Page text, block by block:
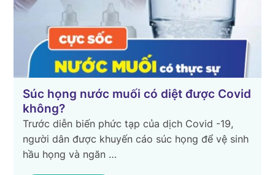
Súc họng nước muối có diệt được Covid
không?
Trước diễn biến phức tạp của dịch Covid -19,
người dân được khuyến cáo súc họng để vệ sinh
hầu họng và ngăn …